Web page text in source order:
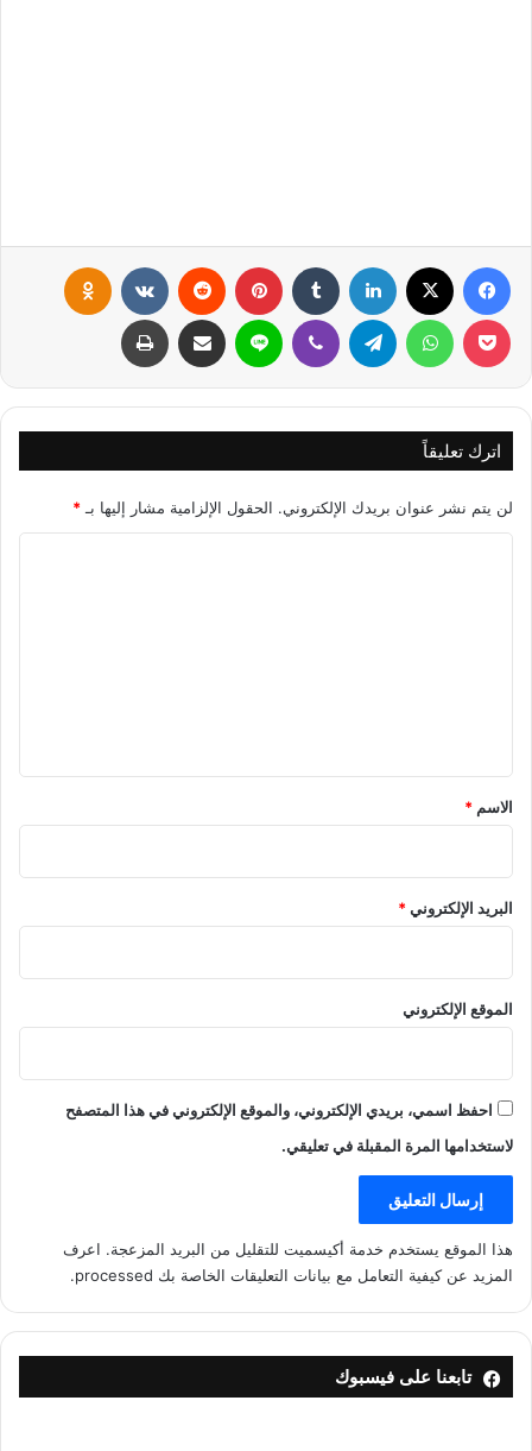
اترك تعليقاً
لن يتم نشر عنوان بريدك الإلكتروني. الحقول الإلزامية مشار إليها بـ*
*
الاسم *
البريد الإلكتروني*
الموقع الإلكتروني
احفظ اسمي، بريدي الإلكتروني، والموقع الإلكتروني في هذا المتصفح
لاستخدامها المرة المقبلة في تعليقي.
هذا الموقع يستخدم خدمة أكيسميت للتقليل من البريد المزعجة. اعرف
المزيد عن كيفية التعامل مع بيانات التعليقات الخاصة بك processed
.
تابعنا على فيسبوك